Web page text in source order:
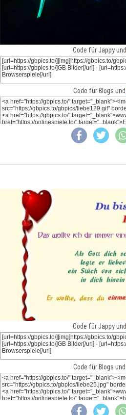
Code für Jappy und
Code für Blogs und
Code für Jappy und
Code für Blogs und